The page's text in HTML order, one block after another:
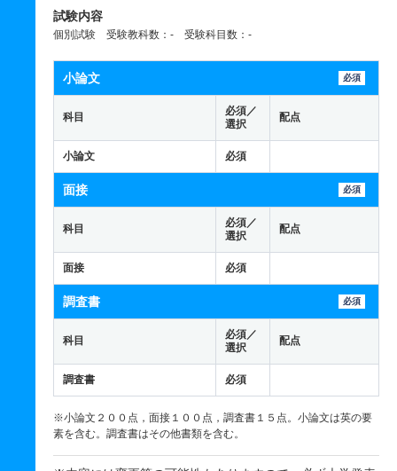
試験内容
個別試験 受験教科数：- 受験科目数：-
小論文 必須
科目
必須／
選択
配点
小論文 必須
面接 必須
科目
必須／
選択
配点
面接 必須
調査書 必須
科目
必須／
選択
配点
調査書 必須
※小論文２００点，面接１００点，調査書１５点。小論文は英の要
素を含む。調査書はその他書類を含む。